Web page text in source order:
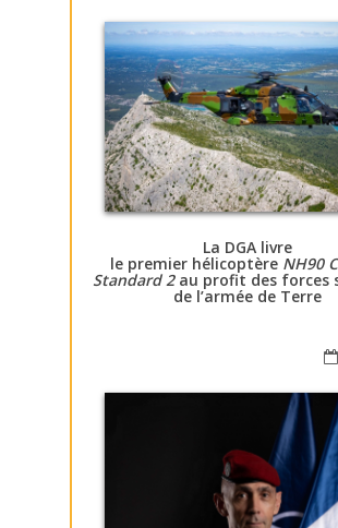
La DGA livre
le premier hélicoptère NH90
Standard 2au profit des forces
de l’armée de Terre